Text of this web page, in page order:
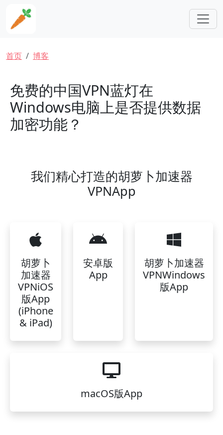
面包屑
首页 博客
免费的中国VPN蓝灯在
Windows电脑上是否提供数据
加密功能？
我们精心打造的胡萝卜加速器
VPNApp
胡萝卜
加速器
VPNiOS
版App
(iPhone
& iPad)
安卓版
App
胡萝卜加速器
VPNWindows
版App
macOS版App